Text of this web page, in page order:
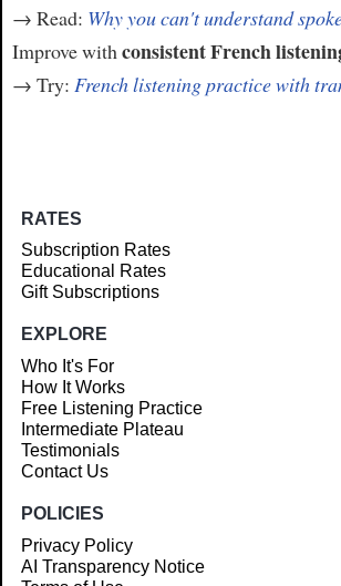
→ Read: Why you can't understand
Improve withconsistent French
→ Try: French listening practice with
RATES
Subscription Rates
Educational Rates
Gift Subscriptions
EXPLORE
Who It's For
How It Works
Free Listening Practice
Intermediate Plateau
Testimonials
Contact Us
POLICIES
Privacy Policy
AI Transparency Notice